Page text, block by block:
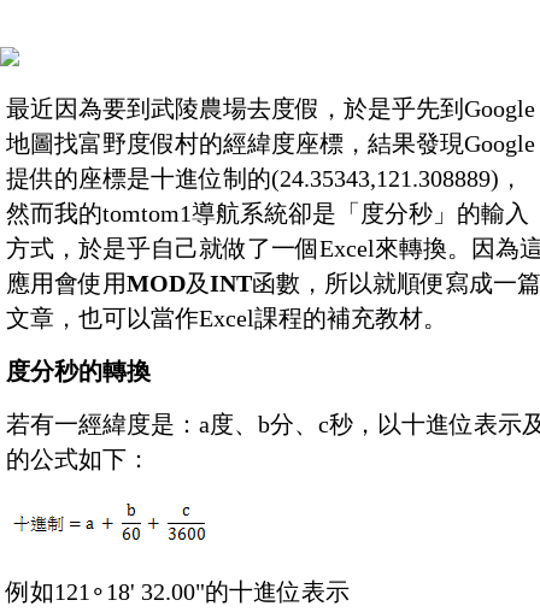
最近因為要到武陵農場去度假，於是乎先到Google
地圖找富野度假村的經緯度座標，結果發現Google
提供的座標是十進位制的(24.35343,121.308889)，
然而我的tomtom1導航系統卻是「度分秒」的輸入
方式，於是乎自己就做了一個Excel來轉換。因為
應用會使用MOD及INT函數，所以就順便寫成一篇
文章，也可以當作Excel課程的補充教材。
度分秒的轉換
若有一經緯度是：a度、b分、c秒，以十進位表示
的公式如下：
例如121 ∘18' 32.00"的十進位表示